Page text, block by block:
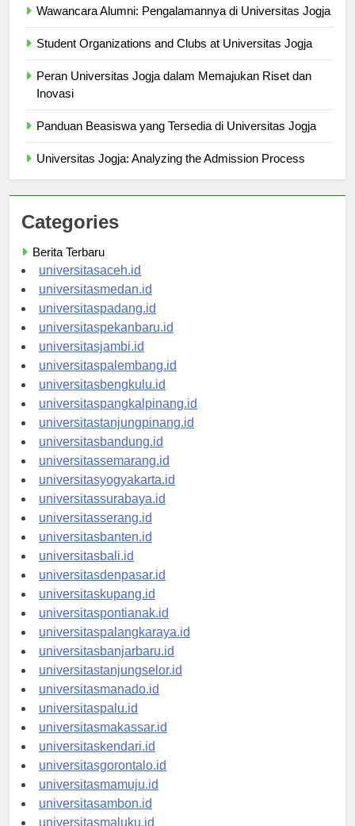
Peran Universitas Jogja dalam Memajukan Riset dan
Categories
Berita Terbaru
universitasaceh.id
universitasmedan.id
universitaspadang.id
universitaspekanbaru.id
universitasjambi.id
universitaspalembang.id
universitasbengkulu.id
universitaspangkalpinang.id
universitastanjungpinang.id
universitasbandung.id
universitassemarang.id
universitasyogyakarta.id
universitassurabaya.id
universitasserang.id
universitasbanten.id
universitasbali.id
universitasdenpasar.id
universitaskupang.id
universitaspontianak.id
universitaspalangkaraya.id
universitasbanjarbaru.id
universitastanjungselor.id
universitasmanado.id
universitaspalu.id
universitasmakassar.id
universitaskendari.id
universitasgorontalo.id
universitasmamuju.id
universitasambon.id